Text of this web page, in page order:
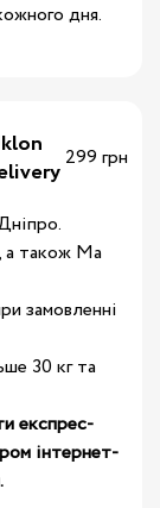
дня.
299 грн
а також Ма
замовленні
30 кг та
експрес-
інтернет-